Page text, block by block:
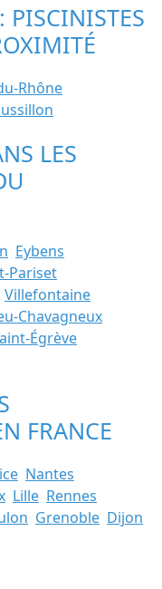
PISCINISTES
Rhône
LES
Eybens
Pariset
Villefontaine
Chavagneux
Égrève
FRANCE
Nantes
Lille Rennes
Grenoble Dijon